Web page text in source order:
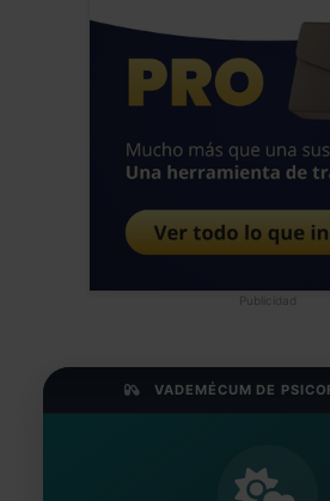
Publicidad
VADEMÉCUM DE